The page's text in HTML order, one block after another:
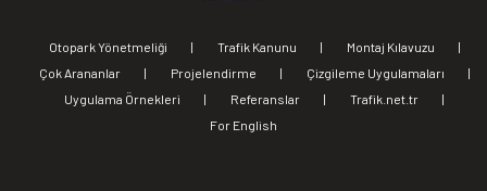
Otopark Yönetmeliği | Trafik Kanunu | Montaj Kılavuzu
|
Çok Arananlar
| Projelendirme | Çizgileme Uygulamaları
|
Uygulama Örnekleri
| Referanslar | Trafik.net.tr
|
For English